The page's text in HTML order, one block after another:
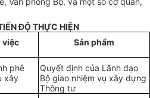
ẾN ĐỘ THỰC HIỆN
việc Sản phẩm
phê
xây
Quyết định của Lãnh đạo
Bộ giao nhiệm vụ xây dựng
Thông tư